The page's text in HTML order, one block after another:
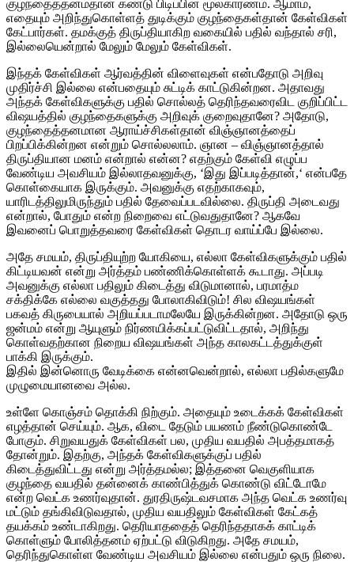
குழந்தைத்தனம்தான் கண்டு பிடிப்பின் மூலகாரணம். ஆமாம்,
எதையும் அறிந்துகொள்ளத் துடிக்கும் குழந்தைகள்தான் கேள்விகள்
கேட்பார்கள். தமக்குத் திருப்தியாகிற வகையில் பதில் வந்தால் சரி,
இல்லையென்றால் மேலும் மேலும் கேள்விகள்.
இந்தக் கேள்விகள் ஆர்வத்தின் விளைவுகள் என்பதோடு அறிவு
முதிர்ச்சி இல்லை என்பதையும் சுட்டிக் காட்டுகின்றன. அதாவது
அந்தக் கேள்விகளுக்கு பதில் சொல்லத் தெரிந்தவரைவிட குறிப்பிட்ட
விஷயத்தில் குழந்தைகளுக்கு அறிவுக் குறைவுதானே? அதோடு,
குழந்தைத்தனமான ஆராய்ச்சிகள்தான் விஞ்ஞானத்தைப்
பிறப்பிக்கின்றன என்றும் சொல்லலாம். ஞான – விஞ்ஞானத்தால்
திருப்தியான மனம் என்றால் என்ன? எதற்கும் கேள்வி எழுப்ப
வேண்டிய அவசியம் இல்லாதவனுக்கு, ‘இது இப்படித்தான்,‘ என்பதே
கொள்கையாக இருக்கும். அவனுக்கு எதற்காகவும்,
யாரிடத்திலுமிருந்தும் பதில் தேவைப்படவில்லை. திருப்தி அடைவது
என்றால், போதும் என்ற நிறைவை எட்டுவதுதானே? ஆகவே
இவனைப் பொறுத்தவரை கேள்விகள் தொடர வாய்ப்பே இல்லை.
அதே சமயம், திருப்தியுற்ற யோகியை, எல்லா கேள்விகளுக்கும் பதில்
கிட்டியவன் என்று அர்த்தம் பண்ணிக்கொள்ளக் கூடாது. அப்படி
அவனுக்கு எல்லா பதிலும் கிடைத்து விடுமானால், பரமாத்ம
சக்திக்கே எல்லை வகுத்தது போலாகிவிடும்! சில விஷயங்கள்
பகவத் கிருபையால் அறியப்படாமலேயே இருக்கின்றன. அதோடு ஒரு
ஜன்மம் என்று ஆயுளும் நிர்ணயிக்கப்பட்டுவிட்டதால், அறிந்து
கொள்வதற்கான நிறைய விஷயங்கள் அந்த காலகட்டத்துக்குள்
பாக்கி இருக்கும்.
இதில் இன்னொரு வேடிக்கை என்னவென்றால், எல்லா பதில்களுமே
முழுமையானவை அல்ல.
உள்ளே கொஞ்சம் தொக்கி நிற்கும். அதையும் உடைக்கக் கேள்விகள்
எழத்தான் செய்யும். ஆக, விடை தேடும் பயணம் நீண்டுகொண்டே
போகும். சிறுவயதுக் கேள்விகள் பல, முதிய வயதில் அபத்தமாகத்
தோன்றும். இதற்கு, அந்தக் கேள்விகளுக்குப் பதில்
கிடைத்துவிட்டது என்று அர்த்தமல்ல; இத்தனை வெகுளியாக
குழந்தை வயதில் தன்னைக் காண்பித்துக் கொண்டு விட்டோமே
என்ற வெட்க உணர்வுதான். துரதிருஷ்டவசமாக அந்த வெட்க உணர்வு
மட்டும் தங்கிவிடுவதால், முதிய வயதிலும் கேள்விகள் கேட்கத்
தயக்கம் உண்டாகிறது. தெரியாததைத் தெரிந்ததாகக் காட்டிக்
கொள்ளும் போலித்தனம் ஏற்பட்டு விடுகிறது. அதே சமயம்,
தெரிந்துகொள்ள வேண்டிய அவசியம் இல்லை என்பதும் ஒரு நிலை.